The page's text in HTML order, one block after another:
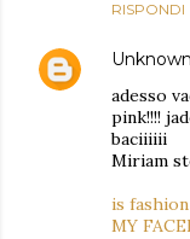
RISPONDI
Unknown
adesso
pink!!!!
baciiiiii
Miriam
is
MY